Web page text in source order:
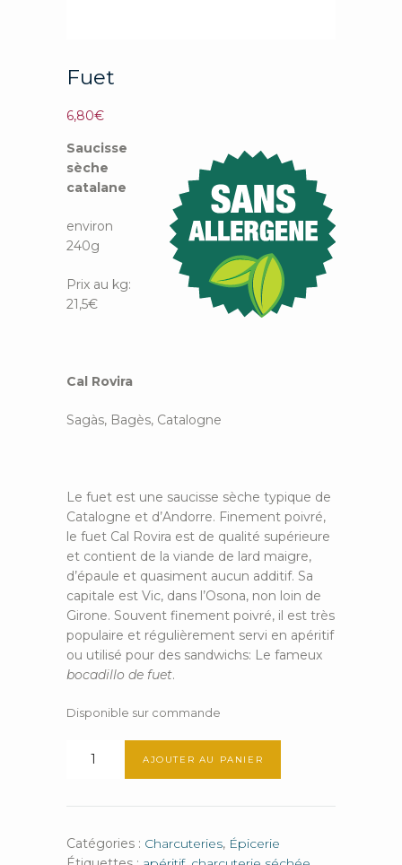
Fuet
6,80€
Saucisse
sèche
catalane
environ
240g
Prix au kg:
21,5€
Cal Rovira
Sagàs, Bagès, Catalogne
Le fuet est une saucisse sèche typique de
Catalogne et d’Andorre. Finement poivré,
le fuet Cal Rovira est de qualité supérieure
et contient de la viande de lard maigre,
d’épaule et quasiment aucun additif. Sa
capitale est Vic, dans l’Osona, non loin de
Girone. Souvent finement poivré, il est très
populaire et régulièrement servi en apéritif
ou utilisé pour des sandwichs: Le fameux
bocadillo de fuet.
Disponible sur commande
AJOUTER AU PANIER
Catégories : Charcuteries, Épicerie